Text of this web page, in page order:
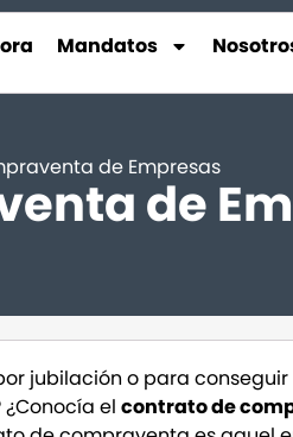
Mandatos
de Empresas
de
jubilación o para
el contrato de